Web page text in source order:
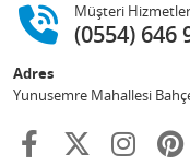
Müşteri
(0554) 646
Adres
Yunusemre Mahallesi